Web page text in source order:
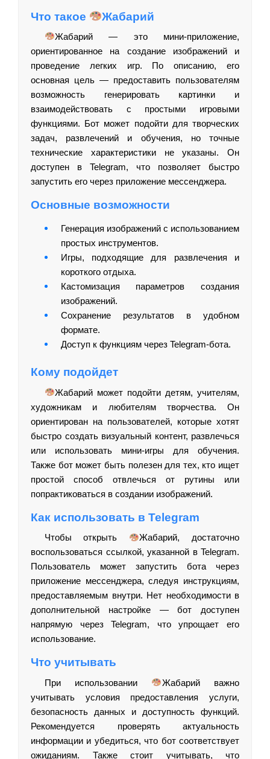
Что такое Жабарий
Жабарий — это мини-приложение,
ориентированное на создание изображений и
проведение легких игр. По описанию, его
основная цель — предоставить пользователям
возможность генерировать картинки и
взаимодействовать с простыми игровыми
функциями. Бот может подойти для творческих
задач, развлечений и обучения, но точные
технические характеристики не указаны. Он
доступен в Telegram, что позволяет быстро
запустить его через приложение мессенджера.
Основные возможности
Генерация изображений с использованием
простых инструментов.
Игры, подходящие для развлечения и
короткого отдыха.
Кастомизация параметров создания
изображений.
Сохранение результатов в удобном
формате.
Доступ к функциям через Telegram-бота.
Кому подойдет
Жабарий может подойти детям, учителям,
художникам и любителям творчества. Он
ориентирован на пользователей, которые хотят
быстро создать визуальный контент, развлечься
или использовать мини-игры для обучения.
Также бот может быть полезен для тех, кто ищет
простой способ отвлечься от рутины или
попрактиковаться в создании изображений.
Как использовать в Telegram
Чтобы открыть
Жабарий, достаточно
воспользоваться ссылкой, указанной в Telegram.
Пользователь может запустить бота через
приложение мессенджера, следуя инструкциям,
предоставляемым внутри. Нет необходимости в
дополнительной настройке — бот доступен
напрямую через Telegram, что упрощает его
использование.
Что учитывать
При использовании
Жабарий важно
учитывать условия предоставления услуги,
безопасность данных и доступность функций.
Рекомендуется проверять актуальность
информации и убедиться, что бот соответствует
ожиданиям. Также стоит учитывать, что